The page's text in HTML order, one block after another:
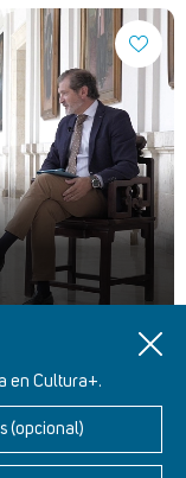
en Cultura+.
(opcional)
de León